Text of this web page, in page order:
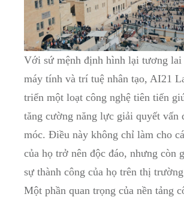
Với sứ mệnh định hình lại tương lai
máy tính và trí tuệ nhân tạo, AI21
triển một loạt công nghệ tiên tiến
tăng cường năng lực giải quyết vấn
móc. Điều này không chỉ làm cho
của họ trở nên độc đáo, nhưng còn
sự thành công của họ trên thị
Một phần quan trọng của nền tảng